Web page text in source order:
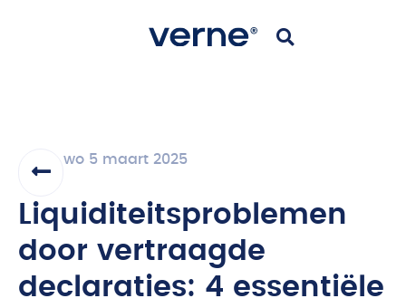
wo 5 maart 2025
Liquiditeitsproblemen
door vertraagde
declaraties: 4 essentiële